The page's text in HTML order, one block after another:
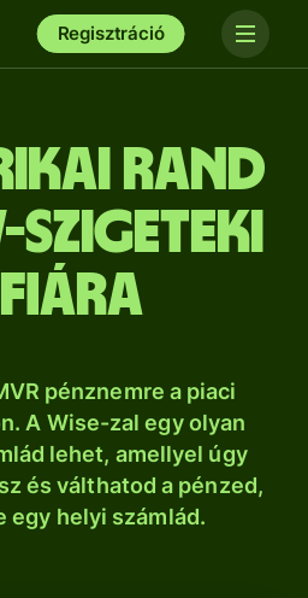
Regisztráció
rand
szigeteki
pénznemre a piaci
A Wise-zal egy olyan
lehet, amellyel úgy
és válthatod a pénzed,
egy helyi számlád.